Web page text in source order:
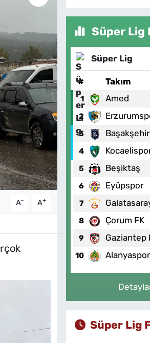
A- A+
Süper Lig
Süper Lig
# Takım
1 Amed
2
3 Başakşehir
4
5 Beşiktaş
6 Eyüpspor
7
8 Çorum FK
9 Gaziantep
10 Alanyaspor
Süper Lig